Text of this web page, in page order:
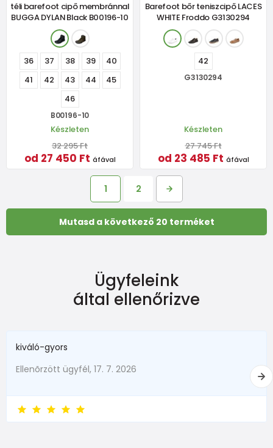
téli barefoot cipő membránnal
BUGGA DYLAN Black B00196-10
36 37 38 39
40
41
42 43 44
45
46
B00196-10
Készleten
32 295 Ft
od 27 450 Ft áfával
Barefoot bőr teniszcipő LACES
WHITE Froddo G3130294
42
G3130294
Készleten
27 745 Ft
od 23 485 Ft áfával
1 2
Mutasd a következő 20 terméket
Ügyfeleink
által ellenőrizve
kiváló-gyors
Ellenõrzött ügyfél, 17. 7. 2026